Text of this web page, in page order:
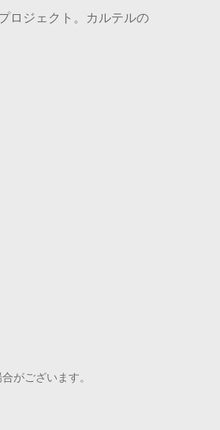
ロジェクト。カルテルの
がございます。